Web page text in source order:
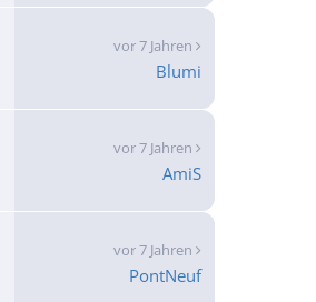
vor 7 Jahren
Blumi
vor 7 Jahren
AmiS
vor 7 Jahren
PontNeuf